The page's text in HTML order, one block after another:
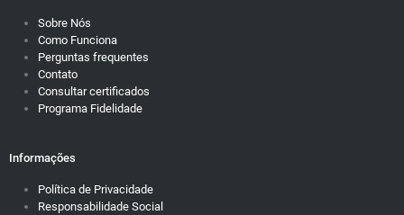
Sobre Nós
Como Funciona
Perguntas frequentes
Contato
Consultar certificados
Programa Fidelidade
Informações
Política de Privacidade
Responsabilidade Social